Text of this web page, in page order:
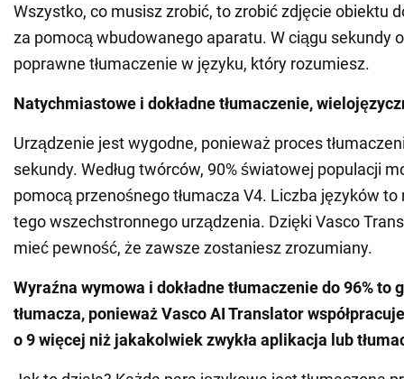
Wszystko, co musisz zrobić, to zrobić zdjęcie obiektu
za pomocą wbudowanego aparatu. W ciągu sekundy
poprawne tłumaczenie w języku, który rozumiesz.
Natychmiastowe i dokładne tłumaczenie,
Urządzenie jest wygodne, ponieważ proces
sekundy. Według twórców, 90% światowej populacji
pomocą przenośnego tłumacza V4. Liczba języków
tego wszechstronnego urządzenia. Dzięki Vasco
mieć pewność, że zawsze zostaniesz zrozumiany.
Wyraźna wymowa i dokładne tłumaczenie do 96% to
tłumacza, ponieważ Vasco AI Translator
o 9 więcej niż jakakolwiek zwykła aplikacja lub